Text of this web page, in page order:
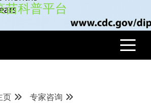
苗科普平台
页
专家咨询